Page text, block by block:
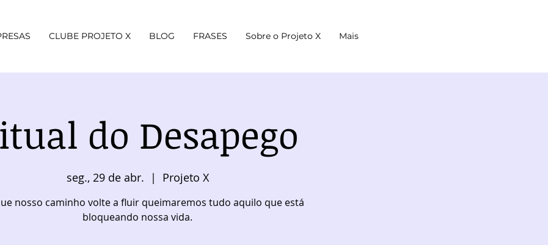
CLUBE PROJETO X BLOG FRASES Sobre o Projeto X Mais
do Desapego
seg., 29 de abr.
  |
Projeto X
nosso caminho volte a fluir queimaremos tudo aquilo que está
bloqueando nossa vida.